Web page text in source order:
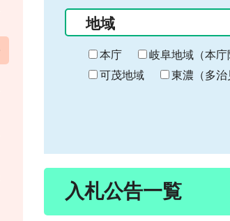
の
始
ま
り
地域
本庁 岐阜地域（本庁
可茂地域
東濃（多治
入札公告一覧